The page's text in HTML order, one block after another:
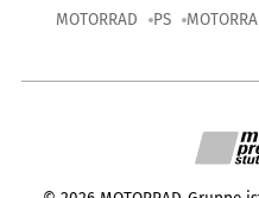
MOTORRAD PS